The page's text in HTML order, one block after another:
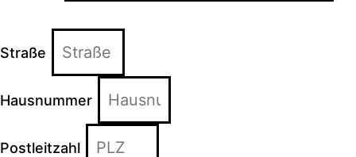
Straße
Hausnummer
Postleitzahl